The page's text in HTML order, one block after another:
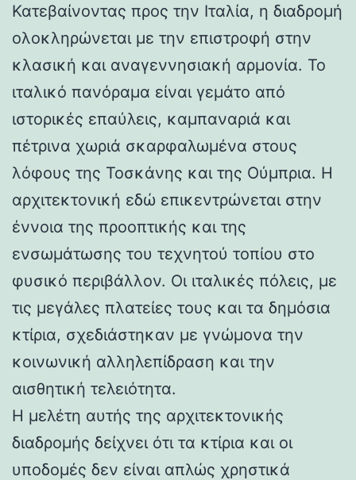
Κατεβαίνοντας προς την Ιταλία, η διαδρομή
ολοκληρώνεται με την επιστροφή στην
κλασική και αναγεννησιακή αρμονία. Το
ιταλικό πανόραμα είναι γεμάτο από
ιστορικές επαύλεις, καμπαναριά και
πέτρινα χωριά σκαρφαλωμένα στους
λόφους της Τοσκάνης και της Ούμπρια. Η
αρχιτεκτονική εδώ επικεντρώνεται στην
έννοια της προοπτικής και της
ενσωμάτωσης του τεχνητού τοπίου στο
φυσικό περιβάλλον. Οι ιταλικές πόλεις, με
τις μεγάλες πλατείες τους και τα δημόσια
κτίρια, σχεδιάστηκαν με γνώμονα την
κοινωνική αλληλεπίδραση και την
αισθητική τελειότητα.
Η μελέτη αυτής της αρχιτεκτονικής
διαδρομής δείχνει ότι τα κτίρια και οι
υποδομές δεν είναι απλώς χρηστικά